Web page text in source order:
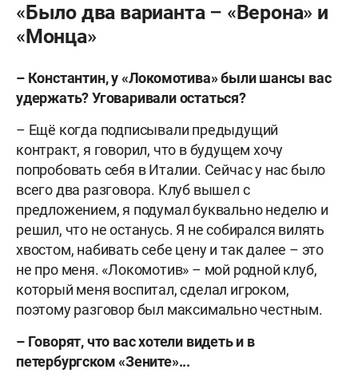
«Было два варианта – «Верона» и
«Монца»
– Константин, у «Локомотива» были шансы вас
удержать? Уговаривали остаться?
– Ещё когда подписывали предыдущий
контракт, я говорил, что в будущем хочу
попробовать себя в Италии. Сейчас у нас было
всего два разговора. Клуб вышел с
предложением, я подумал буквально неделю и
решил, что не останусь. Я не собирался вилять
хвостом, набивать себе цену и так далее – это
не про меня. «Локомотив» – мой родной клуб,
который меня воспитал, сделал игроком,
поэтому разговор был максимально честным.
– Говорят, что вас хотели видеть и в
петербургском «Зените»...